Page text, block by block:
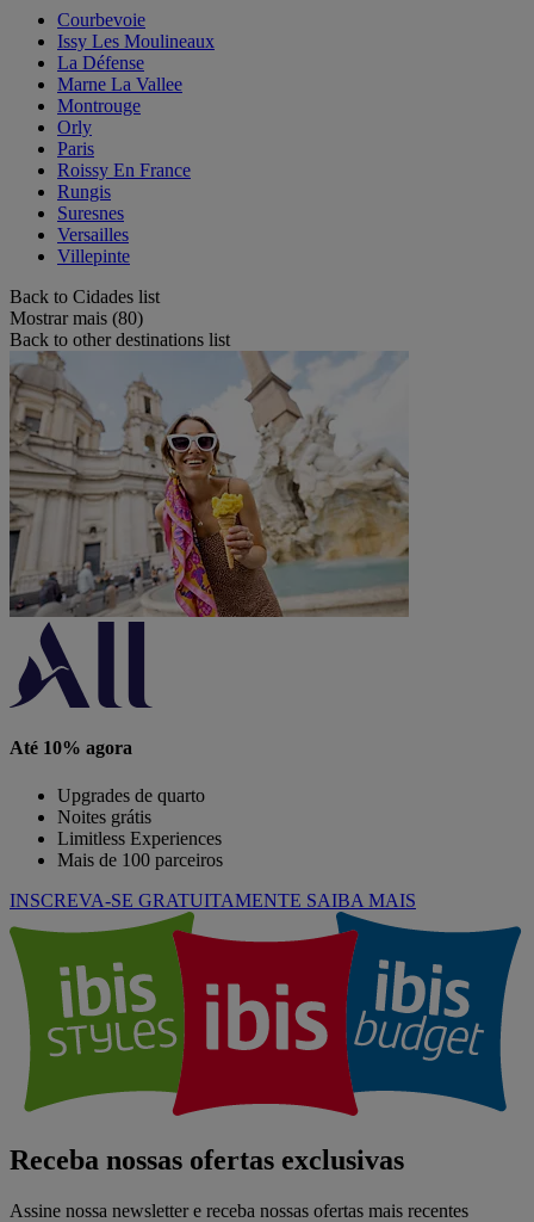
Courbevoie
Issy Les Moulineaux
La Défense
Marne La Vallee
Montrouge
Orly
Paris
Roissy En France
Rungis
Suresnes
Versailles
Villepinte
Back to Cidades list
Mostrar mais (80)
Back to other destinations list
Até 10% agora
Upgrades de quarto
Noites grátis
Limitless Experiences
Mais de 100 parceiros
INSCREVA-SE GRATUITAMENTE SAIBA MAIS
Receba nossas ofertas exclusivas
Assine nossa newsletter e receba nossas ofertas mais recentes